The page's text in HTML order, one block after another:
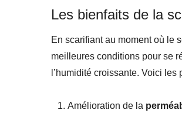
Les bienfaits de la
En scarifiant au moment où le
meilleures conditions pour se
l’humidité croissante. Voici
Amélioration de la